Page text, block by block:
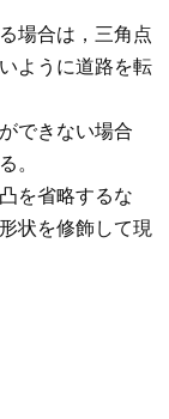
場合は，三角点
ように道路を転
できない場合
。
を省略するな
状を修飾して現